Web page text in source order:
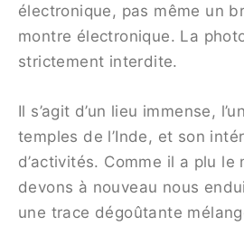
électronique, pas même un
montre électronique. La
strictement interdite.
Il s’agit d’un lieu immense,
temples de l’Inde, et son
d’activités. Comme il a plu le
devons à nouveau nous
une trace dégoûtante